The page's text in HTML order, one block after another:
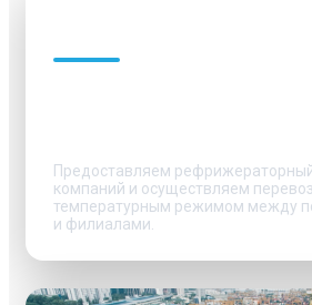
Предоставляем
компаний и осуществляем
температурным режимом между
и филиалами.